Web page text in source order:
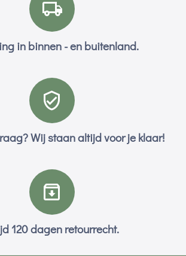
in binnen - en buitenland.
Wij staan altijd voor je klaar!
120 dagen retourrecht.